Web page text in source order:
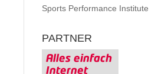
Sports Performance Institute
PARTNER